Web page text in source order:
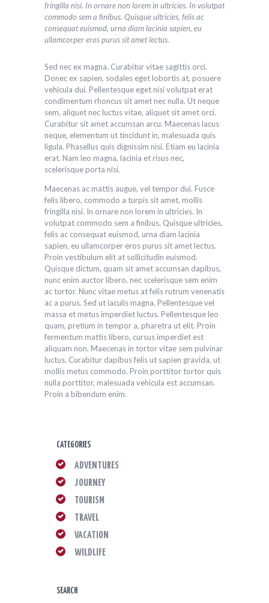
fringilla nisi. In ornare non lorem in ultricies. In volutpat
commodo sem a finibus. Quisque ultricies, felis ac
consequat euismod, urna diam lacinia sapien, eu
ullamcorper eros purus sit amet lectus.
Sed nec ex magna. Curabitur vitae sagittis orci.
Donec ex sapien, sodales eget lobortis at, posuere
vehicula dui. Pellentesque eget nisi volutpat erat
condimentum rhoncus sit amet nec nulla. Ut neque
sem, aliquet nec luctus vitae, aliquet sit amet orci.
Curabitur sit amet accumsan arcu. Maecenas lacus
neque, elementum ut tincidunt in, malesuada quis
ligula. Phasellus quis dignissim nisi. Etiam eu lacinia
erat. Nam leo magna, lacinia et risus nec,
scelerisque porta nisi.
Maecenas ac mattis augue, vel tempor dui. Fusce
felis libero, commodo a turpis sit amet, mollis
fringilla nisi. In ornare non lorem in ultricies. In
volutpat commodo sem a finibus. Quisque ultricies,
felis ac consequat euismod, urna diam lacinia
sapien, eu ullamcorper eros purus sit amet lectus.
Proin vestibulum elit at sollicitudin euismod.
Quisque dictum, quam sit amet accumsan dapibus,
nunc enim auctor libero, nec scelerisque sem enim
ac tortor. Nunc vitae metus at felis rutrum venenatis
ac a purus. Sed ut iaculis magna. Pellentesque vel
massa et metus imperdiet luctus. Pellentesque leo
quam, pretium in tempor a, pharetra ut elit. Proin
fermentum mattis libero, cursus imperdiet est
aliquam non. Maecenas in tortor vitae sem pulvinar
luctus. Curabitur dapibus felis ut sapien gravida, ut
mollis metus commodo. Proin porttitor tortor quis
nulla porttitor, malesuada vehicula est accumsan.
Proin a bibendum enim.
CATEGORIES
ADVENTURES
JOURNEY
TOURISM
TRAVEL
VACATION
WILDLIFE
SEARCH